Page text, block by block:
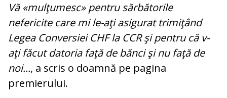
Vă «mulţumesc» pentru sărbătorile
nefericite care mi le-aţi asigurat trimiţând
Legea Conversiei CHF la CCR şi pentru că v-
aţi făcut datoria faţă de bănci şi nu faţă de
noi..., a scris o doamnă pe pagina
premierului.